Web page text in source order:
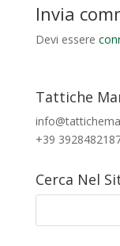
Invia
Devi essere
Tattiche
+39
Cerca Nel